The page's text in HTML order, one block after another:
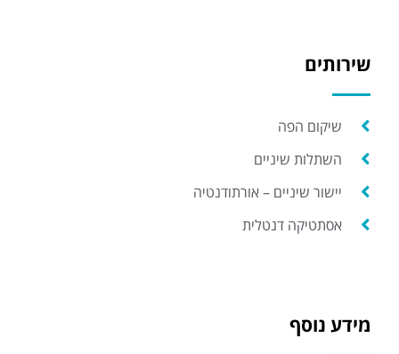
שירותים
שיקום הפה
השתלות שיניים
יישור שיניים – אורתודנטיה
אסתטיקה דנטלית
מידע נוסף